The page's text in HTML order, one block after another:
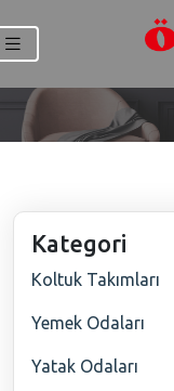
Kategori
Koltuk Takımları
Yemek Odaları
Yatak Odaları